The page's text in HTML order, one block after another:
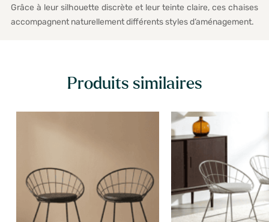
Grâce à leur silhouette discrète et leur teinte claire, ces chaises
accompagnent naturellement différents styles d’aménagement.
Produits similaires